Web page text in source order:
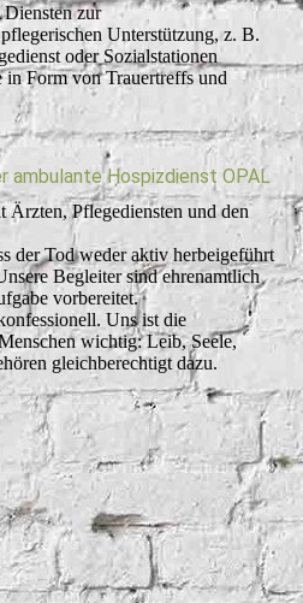
zur
Unterstützung, z. B.
oder Sozialstationen
Form von Trauertreffs und
Hospizdienst OPAL
Ärzten, Pflegediensten und den
der Tod weder aktiv herbeigeführt
Begleiter sind ehrenamtlich
vorbereitet.
Uns ist die
wichtig: Leib, Seele,
gleichberechtigt dazu.